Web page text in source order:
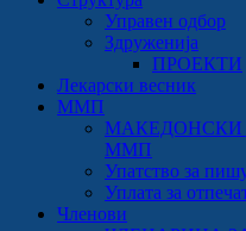
Управен одбор
Здруженија
ПРОЕКТИ
Лекарски весник
ММП
МАКЕДОНСКИ
ММП
Упатство за
Уплата за
Членови